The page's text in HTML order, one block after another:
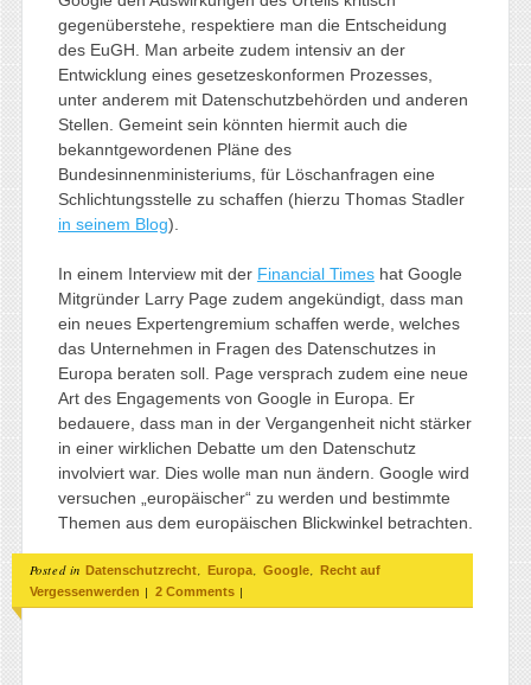
gegenüberstehe, respektiere man die Entscheidung
des EuGH. Man arbeite zudem intensiv an der
Entwicklung eines gesetzeskonformen Prozesses,
unter anderem mit Datenschutzbehörden und anderen
Stellen. Gemeint sein könnten hiermit auch die
bekanntgewordenen Pläne des
Bundesinnenministeriums, für Löschanfragen eine
Schlichtungsstelle zu schaffen (hierzu Thomas Stadler
in seinem Blog).
In einem Interview mit der Financial Timeshat Google
Mitgründer Larry Page zudem angekündigt, dass man
ein neues Expertengremium schaffen werde, welches
das Unternehmen in Fragen des Datenschutzes in
Europa beraten soll. Page versprach zudem eine neue
Art des Engagements von Google in Europa. Er
bedauere, dass man in der Vergangenheit nicht stärker
in einer wirklichen Debatte um den Datenschutz
involviert war. Dies wolle man nun ändern. Google wird
versuchen „europäischer“ zu werden und bestimmte
Themen aus dem europäischen Blickwinkel betrachten.
Posted in Datenschutzrecht, Europa, Google,
Recht auf
Vergessenwerden | 2 Comments |